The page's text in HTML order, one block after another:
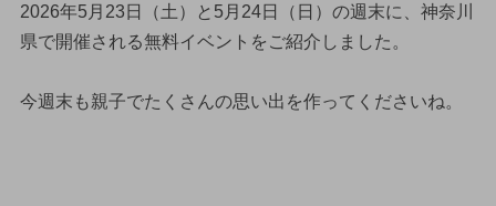
2026年5月23日（土）と5月24日（日）の週末に、神奈川
県で開催される無料イベントをご紹介しました。
今週末も親子でたくさんの思い出を作ってくださいね。